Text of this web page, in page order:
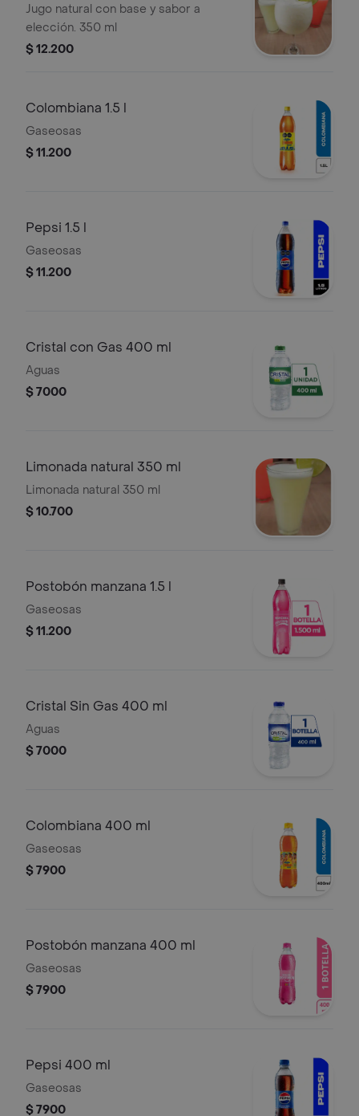
Jugo natural con base y sabor a
elección. 350 ml
$ 12.200
Colombiana 1.5 l
Gaseosas
$ 11.200
Pepsi 1.5 l
Gaseosas
$ 11.200
Cristal con Gas 400 ml
Aguas
$ 7000
Limonada natural 350 ml
Limonada natural 350 ml
$ 10.700
Postobón manzana 1.5 l
Gaseosas
$ 11.200
Cristal Sin Gas 400 ml
Aguas
$ 7000
Colombiana 400 ml
Gaseosas
$ 7900
Postobón manzana 400 ml
Gaseosas
$ 7900
Pepsi 400 ml
Gaseosas
$ 7900